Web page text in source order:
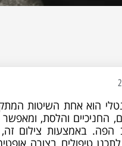
הוא אחת השיטות
החניכיים והלסת,
הפה. באמצעות צילום זה,
טיפולים בצורה